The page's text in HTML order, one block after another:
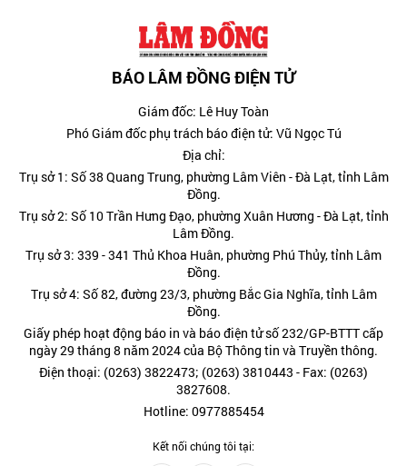
BÁO LÂM ĐỒNG ĐIỆN TỬ
Giám đốc: Lê Huy Toàn
Phó Giám đốc phụ trách báo điện tử: Vũ Ngọc Tú
Địa chỉ:
Trụ sở 1: Số 38 Quang Trung, phường Lâm Viên - Đà Lạt, tỉnh Lâm
Đồng.
Trụ sở 2: Số 10 Trần Hưng Đạo, phường Xuân Hương - Đà Lạt, tỉnh
Lâm Đồng.
Trụ sở 3: 339 - 341 Thủ Khoa Huân, phường Phú Thủy, tỉnh Lâm
Đồng.
Trụ sở 4: Số 82, đường 23/3, phường Bắc Gia Nghĩa, tỉnh Lâm
Đồng.
Giấy phép hoạt động báo in và báo điện tử số 232/GP-BTTT cấp
ngày 29 tháng 8 năm 2024 của Bộ Thông tin và Truyền thông.
Điện thoại: (0263) 3822473; (0263) 3810443 - Fax: (0263)
3827608.
Hotline: 0977885454
Kết nối chúng tôi tại: